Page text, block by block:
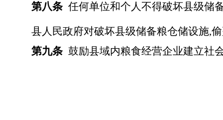
第八条 任何单位和个人不得破坏县级储
县人民政府对破坏县级储备粮仓储设施,
第九条 鼓励县域内粮食经营企业建立社